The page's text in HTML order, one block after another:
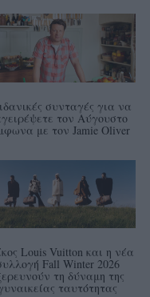
συνταγές για να
τον Αύγουστο
με τον Jamie Oliver
Louis Vuitton και η νέα
Fall Winter 2026
τη δύναμη της
ταυτότητας